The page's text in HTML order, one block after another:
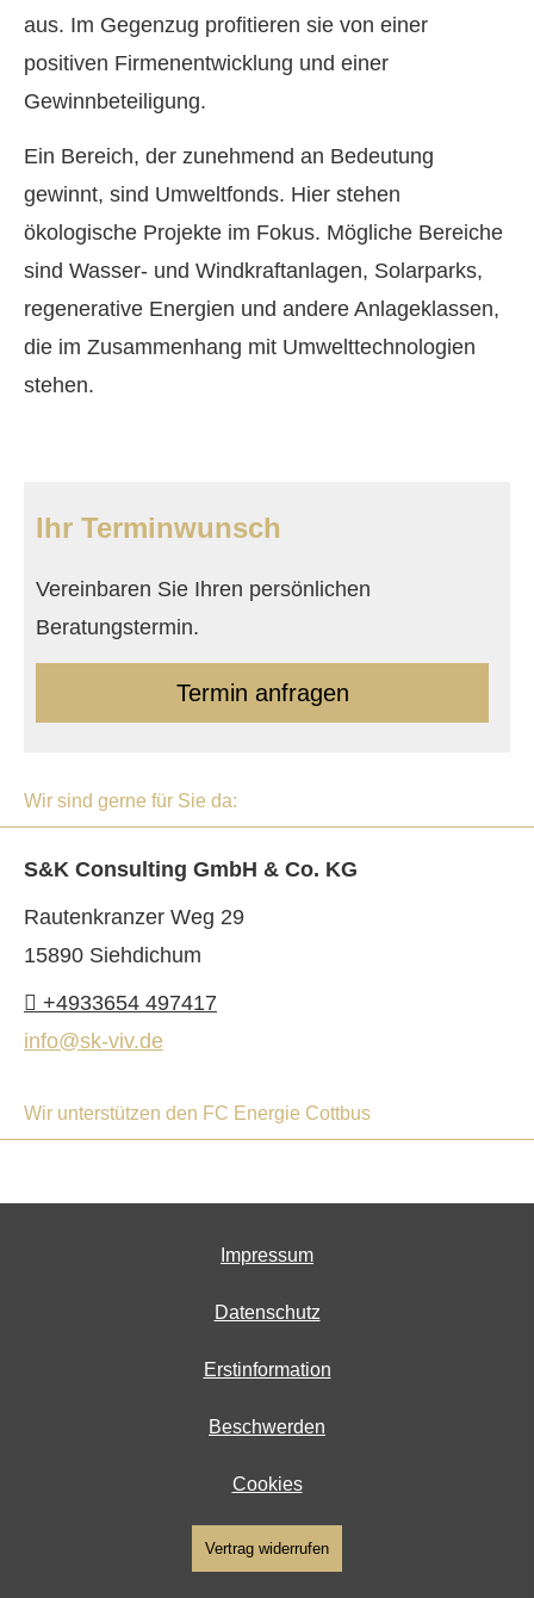
aus. Im Gegenzug profitieren sie von einer
positiven Firmenentwicklung und einer
Gewinnbeteiligung.
Ein Bereich, der zunehmend an Bedeutung
gewinnt, sind Umweltfonds. Hier stehen
ökologische Projekte im Fokus. Mögliche Bereiche
sind Wasser- und Windkraftanlagen, Solarparks,
regenerative Energien und andere Anlageklassen,
die im Zusammenhang mit Umwelttechnologien
stehen.
Ihr Terminwunsch
Vereinbaren Sie Ihren persönlichen
Beratungstermin.
Termin anfragen
Wir sind gerne für Sie da:
S&K Consulting GmbH & Co. KG
Rautenkranzer Weg 29
15890 Siehdichum
+4933654 497417
info@sk-viv.de
Wir unterstützen den FC Energie Cottbus
Impressum
Datenschutz
Erstinformation
Beschwerden
Cookies
Vertrag widerrufen